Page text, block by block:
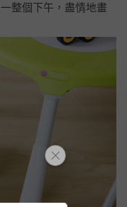
整個下午，盡情地畫